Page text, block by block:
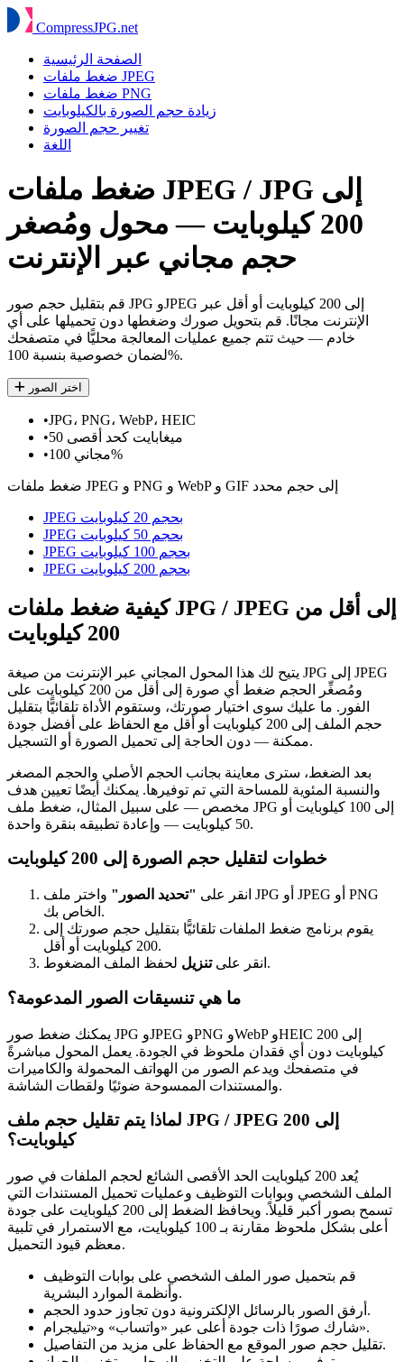
CompressJPG.net
الصفحة الرئيسية
ضغط ملفات JPEG
ضغط ملفات PNG
زيادة حجم الصورة بالكيلوبايت
تغيير حجم الصورة
اللغة
ضغط ملفات JPEG / JPG إلى
200 كيلوبايت — محول ومُصغر
حجم مجاني عبر الإنترنت
قم بتقليل حجم صور JPG وJPEG إلى 200 كيلوبايت أو أقل عبر
الإنترنت مجانًا. قم بتحويل صورك وضغطها دون تحميلها على أي
خادم — حيث تتم جميع عمليات المعالجة محليًّا في متصفحك
لضمان خصوصية بنسبة 100%.
اختر الصور
•JPG، PNG، WebP، HEIC
•
50 ميغابايت كحد أقصى
•
مجاني 100%
ضغط ملفات JPEG و PNG و WebP و GIF إلى حجم محدد
JPEG بحجم 20 كيلوبايت
JPEG بحجم 50 كيلوبايت
JPEG بحجم 100 كيلوبايت
JPEG بحجم 200 كيلوبايت
كيفية ضغط ملفات JPG / JPEG إلى أقل من
200 كيلوبايت
يتيح لك هذا المحول المجاني عبر الإنترنت من صيغة JPG إلى JPEG
ومُصغِّر الحجم ضغط أي صورة إلى أقل من 200 كيلوبايت على
الفور. ما عليك سوى اختيار صورتك، وستقوم الأداة تلقائيًّا بتقليل
حجم الملف إلى 200 كيلوبايت أو أقل مع الحفاظ على أفضل جودة
ممكنة — دون الحاجة إلى تحميل الصورة أو التسجيل.
بعد الضغط، سترى معاينة بجانب الحجم الأصلي والحجم المصغر
والنسبة المئوية للمساحة التي تم توفيرها. يمكنك أيضًا تعيين هدف
مخصص — على سبيل المثال، ضغط ملف JPG إلى 100 كيلوبايت أو
50 كيلوبايت — وإعادة تطبيقه بنقرة واحدة.
خطوات لتقليل حجم الصورة إلى 200 كيلوبايت
انقر على "تحديد الصور" واختر ملف JPG أو JPEG أو PNG
الخاص بك.
يقوم برنامج ضغط الملفات تلقائيًّا بتقليل حجم صورتك إلى
200 كيلوبايت أو أقل.
انقر علىتنزيل لحفظ الملف المضغوط.
ما هي تنسيقات الصور المدعومة؟
يمكنك ضغط صور JPG وJPEG وPNG وWebP وHEIC إلى 200
كيلوبايت دون أي فقدان ملحوظ في الجودة. يعمل المحول مباشرةً
في متصفحك ويدعم الصور من الهواتف المحمولة والكاميرات
والمستندات الممسوحة ضوئيًا ولقطات الشاشة.
لماذا يتم تقليل حجم ملف JPG / JPEG إلى 200
كيلوبايت؟
يُعد 200 كيلوبايت الحد الأقصى الشائع لحجم الملفات في صور
الملف الشخصي وبوابات التوظيف وعمليات تحميل المستندات التي
تسمح بصور أكبر قليلاً. ويحافظ الضغط إلى 200 كيلوبايت على جودة
أعلى بشكل ملحوظ مقارنة بـ 100 كيلوبايت، مع الاستمرار في تلبية
معظم قيود التحميل.
قم بتحميل صور الملف الشخصي على بوابات التوظيف
وأنظمة الموارد البشرية.
أرفق الصور بالرسائل الإلكترونية دون تجاوز حدود الحجم.
شارك صورًا ذات جودة أعلى عبر «واتساب» و«تيليجرام».
تقليل حجم صور الموقع مع الحفاظ على مزيد من التفاصيل.